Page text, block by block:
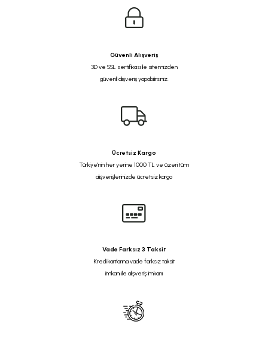
Güvenli Alışveriş
3D ve SSL sertifikası ile sitemizden
güvenli alışveriş yapabilirsiniz.
Ücretsiz Kargo
Türkiye'nin her yerine 1000 TL ve üzeri tüm
alışverişlerinizde ücretsiz kargo
Vade Farksız 3 Taksit
Kredi kartlarına vade farksız taksit
imkanı ile alışveriş imkanı